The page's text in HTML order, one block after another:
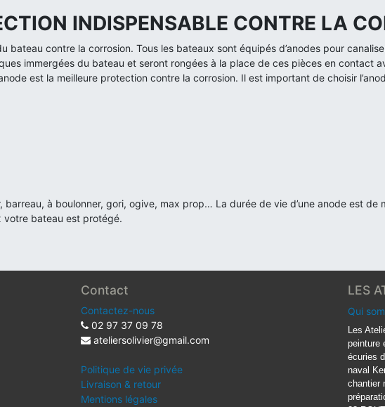
INDISPENSABLE CONTRE LA
bateau contre la corrosion. Tous les bateaux sont équipés d’anodes pour
immergées du bateau et seront rongées à la place de ces pièces en contact
est la meilleure protection contre la corrosion. Il est important de choisir
barreau, à boulonner, gori, ogive, max prop… La durée de vie d’une anode est
votre bateau est protégé.
Contact
Contactez-nous
02 97 37 09 78
ateliersolivier@gmail.com
Politique de vie privée
Livraison & retour
Mentions légales
LES
Qui
Les
peinture
écuries
naval
chantier